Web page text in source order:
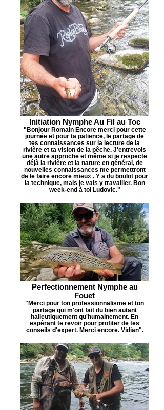
Initiation Nymphe Au Fil au Toc
"Bonjour Romain Encore merci pour cette
journée et pour ta patience, le partage de
tes connaissances sur la lecture de la
rivière et ta vision de la pêche. J'entrevois
une autre approche et même si je respecte
déjà la rivière et la nature en général, de
nouvelles connaissances me permettront
de le faire encore mieux . Y a du boulot pour
la technique, mais je vais y travailler. Bon
week-end à toi Ludovic."
Perfectionnement Nymphe au
Fouet
"Merci pour ton professionnalisme et ton
partage qui m'ont fait du bien autant
halieutiquement qu'humainement. En
espérant te revoir pour profiter de tes
conseils d'expert. Merci encore. Vidian".